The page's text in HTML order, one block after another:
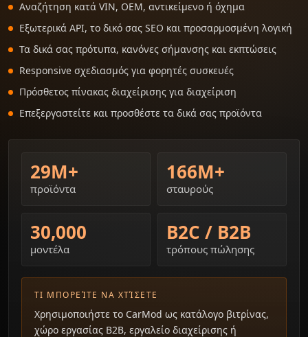
Αναζήτηση κατά VIN, OEM, αντικείμενο ή όχημα
Εξωτερικά API, το δικό σας SEO και προσαρμοσμένη λογική
Τα δικά σας πρότυπα, κανόνες σήμανσης και εκπτώσεις
Responsive σχεδιασμός για φορητές συσκευές
Πρόσθετος πίνακας διαχείρισης για διαχείριση
Επεξεργαστείτε και προσθέστε τα δικά σας προϊόντα
29M+
προϊόντα
166M+
σταυρούς
30,000
μοντέλα
B2C / B2B
τρόπους πώλησης
ΤΙ ΜΠΟΡΕΊΤΕ ΝΑ ΧΤΊΣΕΤΕ
Χρησιμοποιήστε το CarMod ως κατάλογο βιτρίνας,
χώρο εργασίας B2B, εργαλείο διαχείρισης ή